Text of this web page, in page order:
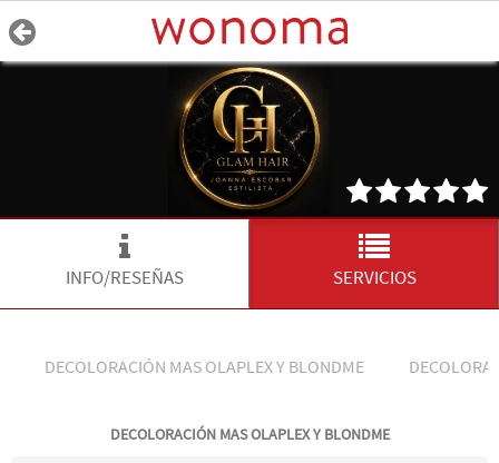
INFO/RESEÑAS SERVICIOS
DECOLORACIÓN MAS OLAPLEX Y BLONDME
DECOLORACIÓN MAS OLAPLEX Y BLONDME